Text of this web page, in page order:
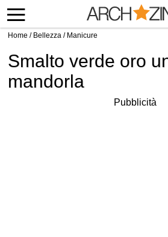
Home / Bellezza / Manicure
Smalto verde oro
mandorla
Pubblicità